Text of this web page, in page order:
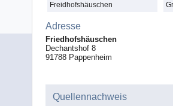
Freidhofshäuschen
Adresse
Friedhofshäuschen
Dechantshof 8
91788 Pappenheim
Quellennachweis